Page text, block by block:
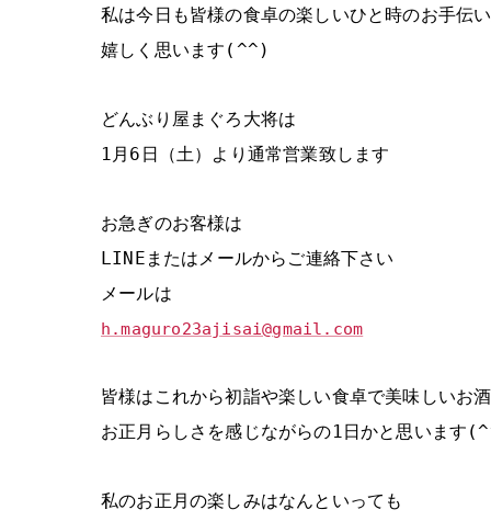
私は今日も皆様の食卓の楽しいひと時のお手伝
嬉しく思います(^^)
どんぶり屋まぐろ大将は
1月6日（土）より通常営業致します
お急ぎのお客様は
LINEまたはメールからご連絡下さい
メールは
h.maguro23ajisai@gmail.com
皆様はこれから初詣や楽しい食卓で美味しいお
お正月らしさを感じながらの1日かと思います
私のお正月の楽しみはなんといっても